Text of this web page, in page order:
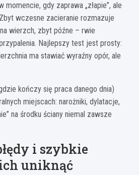
momencie, gdy zaprawa „złapie”, ale
wczesne zacieranie rozmazuje
wierzch, zbyt późne – rwie
Najlepszy test jest prosty:
ma stawiać wyraźny opór, ale
kończy się praca danego dnia)
miejscach: narożniki, dylatacje,
na środku ściany niemal zawsze
i szybkie
uniknąć